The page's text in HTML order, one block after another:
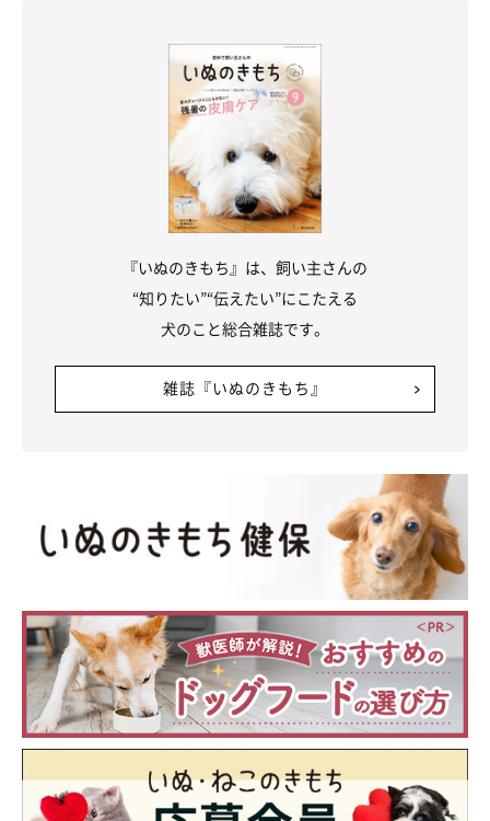
『いぬのきもち』は、飼い主さんの
“知りたい”“伝えたい”にこたえる
犬のこと総合雑誌です。
雑誌『いぬのきもち』